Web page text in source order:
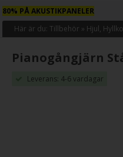
NYHET– SPARA
Här är du:Tillbehör » Hjul,
Pianogångjärn
Leverans: 4-6 vardagar